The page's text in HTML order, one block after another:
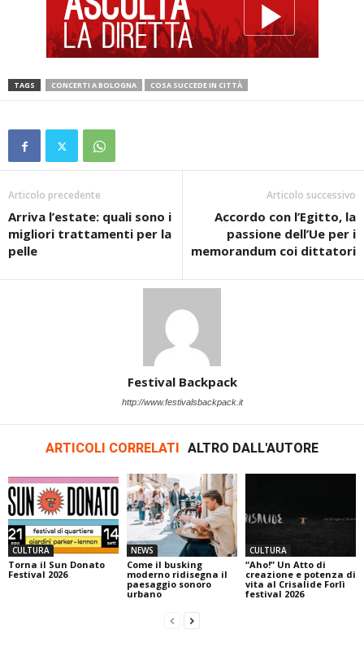
TAGS CONCERTI A BOLOGNA COSA SUCCEDE IN CITTÀ
Articolo precedente
Arriva l’estate: quali sono i
migliori trattamenti per la
pelle
Articolo successivo
Accordo con l’Egitto, la
passione dell’Ue per i
memorandum coi dittatori
Festival Backpack
http://www.festivalsbackpack.it
ARTICOLI CORRELATI ALTRO DALL'AUTORE
CULTURA
Torna il Sun Donato
Festival 2026
NEWS
Come il busking
moderno ridisegna il
paesaggio sonoro
urbano
CULTURA
“Aho!” Un Atto di
creazione e potenza di
vita al Crisalide Forlì
festival 2026